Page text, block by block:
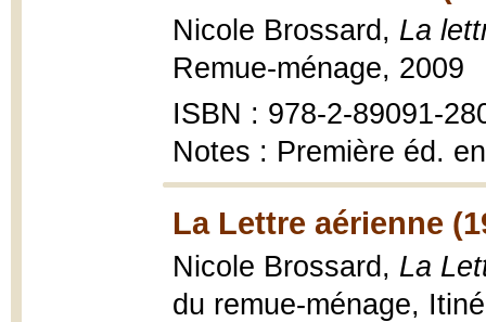
Nicole Brossard, La
Remue-ménage, 2009
ISBN : 978-2-89091-
Notes : Première éd.
La Lettre aérienne
Nicole Brossard, La
du remue-ménage,